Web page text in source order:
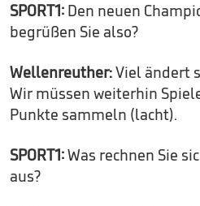
SPORT1: Den neuen
begrüßen Sie also?
Wellenreuther:Viel ändert
Wir müssen weiterhin
Punkte sammeln (lacht).
SPORT1:Was rechnen Sie
aus?